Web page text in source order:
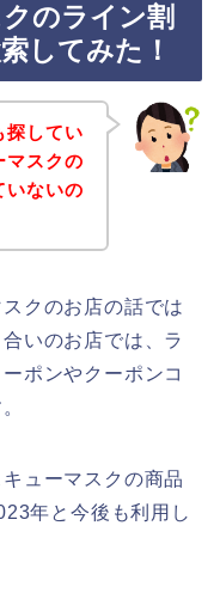
のライン割
してみた！
探してい
マスクの
いないの
クのお店の話では
いのお店では、ラ
ポンやクーポンコ
ューマスクの商品
年と今後も利用し